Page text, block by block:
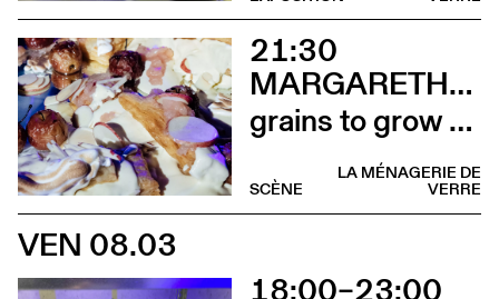
21:30
MARGARETHA JÜNGLING
grains to grow or inways of sharing (Installation comestible)
LA MÉNAGERIE DE
VERRE
SCÈNE
VEN 08.03
18:00–23:00